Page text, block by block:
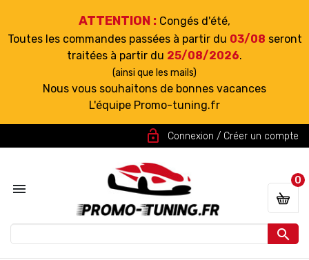
ATTENTION : Congés d'été,
Toutes les commandes passées à partir du 03/08 seront
traitées à partir du 25/08/2026.
(ainsi que les mails)
Nous vous souhaitons de bonnes vacances
L'équipe Promo-tuning.fr
lock_open Connexion / Créer un compte


0